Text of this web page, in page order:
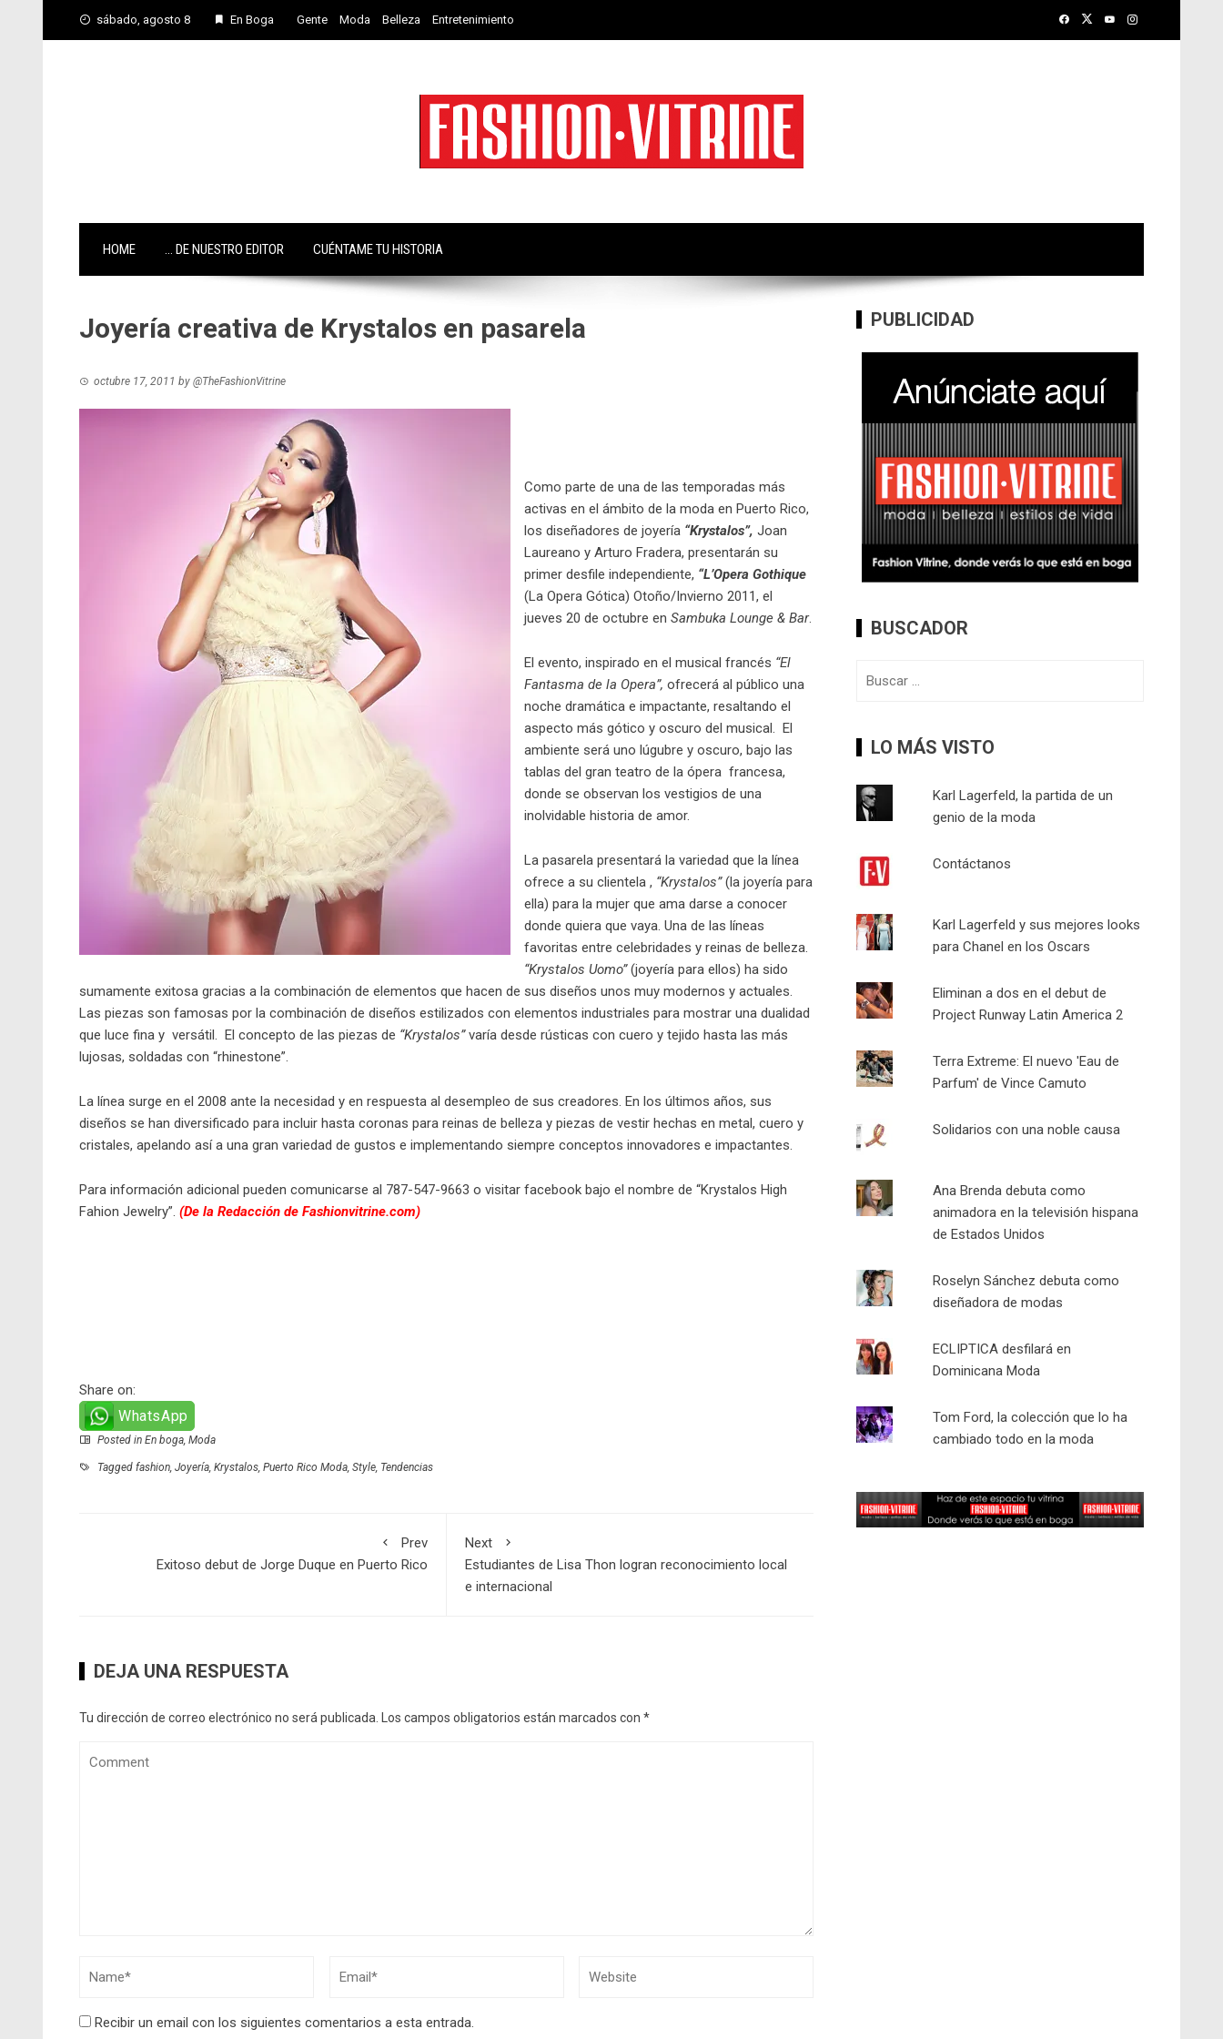
sábado, agosto 8 En Boga Gente Moda Belleza Entretenimiento
HOME … DE NUESTRO EDITOR CUÉNTAME TU HISTORIA
Joyería creativa de Krystalos en pasarela
octubre 17, 2011 by @TheFashionVitrine
Como parte de una de las temporadas más
activas en el ámbito de la moda en Puerto Rico,
los diseñadores de joyería “Krystalos”, Joan
Laureano y Arturo Fradera, presentarán su
primer desfile independiente, “L’Opera Gothique
(La Opera Gótica) Otoño/Invierno 2011, el
jueves 20 de octubre en Sambuka Lounge & Bar.
El evento, inspirado en el musical francés “El
Fantasma de la Opera”, ofrecerá al público una
noche dramática e impactante, resaltando el
aspecto más gótico y oscuro del musical. El
ambiente será uno lúgubre y oscuro, bajo las
tablas del gran teatro de la ópera francesa,
donde se observan los vestigios de una
inolvidable historia de amor.
La pasarela presentará la variedad que la línea
ofrece a su clientela , “Krystalos”(la joyería para
ella) para la mujer que ama darse a conocer
donde quiera que vaya. Una de las líneas
favoritas entre celebridades y reinas de belleza.
“Krystalos Uomo”(joyería para ellos) ha sido
sumamente exitosa gracias a la combinación de elementos que hacen de sus diseños unos muy modernos y actuales.
Las piezas son famosas por la combinación de diseños estilizados con elementos industriales para mostrar una dualidad
que luce fina y versátil. El concepto de las piezas de “Krystalos”varía desde rústicas con cuero y tejido hasta las más
lujosas, soldadas con “rhinestone”.
La línea surge en el 2008 ante la necesidad y en respuesta al desempleo de sus creadores. En los últimos años, sus
diseños se han diversificado para incluir hasta coronas para reinas de belleza y piezas de vestir hechas en metal, cuero y
cristales, apelando así a una gran variedad de gustos e implementando siempre conceptos innovadores e impactantes.
Para información adicional pueden comunicarse al 787-547-9663 o visitar facebook bajo el nombre de “Krystalos High
Fahion Jewelry”. (De la Redacción de Fashionvitrine.com)
Share on:
WhatsApp
Posted in En boga, Moda
Tagged fashion, Joyería, Krystalos, Puerto Rico Moda, Style, Tendencias
Prev
Exitoso debut de Jorge Duque en Puerto Rico
Next
Estudiantes de Lisa Thon logran reconocimiento local
e internacional
DEJA UNA RESPUESTA
Tu dirección de correo electrónico no será publicada. Los campos obligatorios están marcados con *
Recibir un email con los siguientes comentarios a esta entrada.
PUBLICIDAD
BUSCADOR
LO MÁS VISTO
Karl Lagerfeld, la partida de un
genio de la moda
Contáctanos
Karl Lagerfeld y sus mejores looks
para Chanel en los Oscars
Eliminan a dos en el debut de
Project Runway Latin America 2
Terra Extreme: El nuevo 'Eau de
Parfum' de Vince Camuto
Solidarios con una noble causa
Ana Brenda debuta como
animadora en la televisión hispana
de Estados Unidos
Roselyn Sánchez debuta como
diseñadora de modas
ECLIPTICA desfilará en
Dominicana Moda
Tom Ford, la colección que lo ha
cambiado todo en la moda